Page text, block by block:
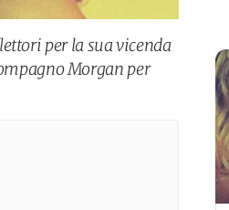
per la sua vicenda
Morgan per